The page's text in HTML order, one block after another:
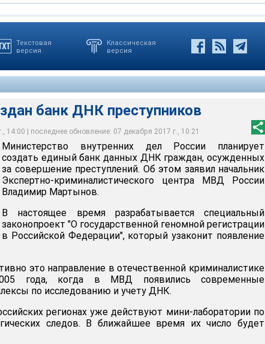
Текстовая
версия
Классическая
версия
банк ДНК преступников
14:00 | последнее обновление: 07 декабря 2017 г., 10:21
ДНК преступников
Министерство внутренних дел России планирует
создать единый банк данных ДНК граждан, осужденных
за совершение преступлений. Об этом заявил начальник
Экспертно-криминалистического центра МВД России
Владимир Мартынов.
В настоящее время разрабатывается специальный
законопроект "О государственной геномной регистрации
в Российской Федерации", который узаконит появление
это направление в отечественной криминалистике
года, когда в МВД появились современные
по исследованию и учету ДНК.
регионах уже действуют мини-лаборатории по
следов. В ближайшее время их число будет